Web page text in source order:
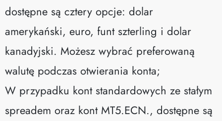
dostępne są cztery opcje: dolar
amerykański, euro, funt szterling i dolar
kanadyjski. Możesz wybrać preferowaną
walutę podczas otwierania konta;
W przypadku kont standardowych ze stałym
spreadem oraz kont MT5.ECN., dostępne są